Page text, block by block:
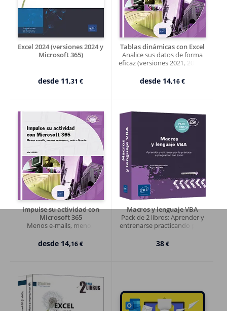
Excel 2024 (versiones 2024 y
Microsoft 365)
desde 11,31 €
Tablas dinámicas con Excel
Analice sus datos de forma
eficaz (versiones 2021, 2024 y
desde 14,16 €
Impulse su actividad con
Microsoft 365
Menos e-mails, menos
desde 14,16 €
Macros y lenguaje VBA
Pack de 2 libros: Aprender y
entrenarse practicando para
edición)
38€